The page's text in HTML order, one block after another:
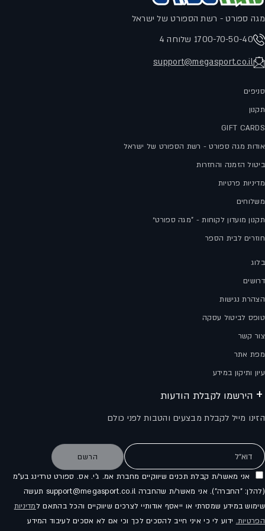
מגה ספורט - רשת הספורט של ישראל
1700-70-50-40 שלוחה 4
support@megasport.co.il
סניפים
תקנון
GIFT CARDS
אודות מגה ספורט - רשת הספורט של ישראל
ביטול הזמנה והחזרות
מדיניות פרטיות
משלוחים
תקנון מועדון לקוחות - "מגה ספורט״
חוזרים לבית הספר
בלוג
דרושים
הצהרת נגישות
טופס לביטול עסקה
צור קשר
מפת אתר
עיון ותיקון במידע
הירשמו לקבלת הודעות
הזינו מייל לקבלת מבצעים והטבות לפני כולם
דוא"ל הרשם
אני מאשר/ת קבלת תכנים שיווקיים מחברת אמ. ג'י. אס. ספורט טרדינג בע"מ
(להלן: "החברה"). אני מאשר/ת שהחברה support@megasport.co.il תעשה
שימוש במידע שמסרתי או ייאסף אודותיי לצרכים שיווקיים והכל בהתאם למדיניות
הפרטיות. ידוע לי כי איני חייב להסכים לכך וכי אם לא אסכים לעיבוד המידע